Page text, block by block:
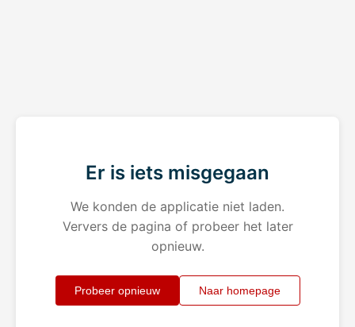
Er is iets misgegaan
We konden de applicatie niet laden.
Ververs de pagina of probeer het later
opnieuw.
Probeer opnieuw Naar homepage